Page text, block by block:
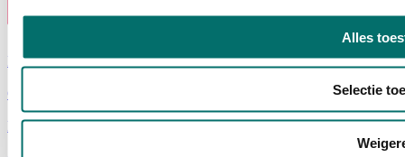
Alles
Selectie
Privacyverklaring
Gebruiksvoorwaarden
Exposanten waarschuwing